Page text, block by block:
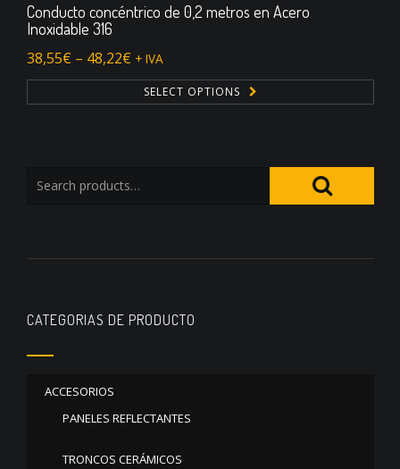
Conducto concéntrico de 0,2 metros en Acero
Inoxidable 316
38,55€ – 48,22€ + IVA
SELECT OPTIONS
CATEGORIAS DE PRODUCTO
ACCESORIOS
PANELES REFLECTANTES
TRONCOS CERÁMICOS